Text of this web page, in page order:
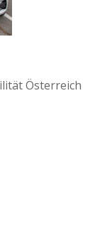
Österreich